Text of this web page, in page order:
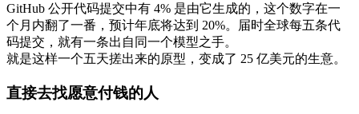
GitHub 公开代码提交中有 4% 是由它生成的，这个数字在一
个月内翻了一番，预计年底将达到 20%。届时全球每五条代
码提交，就有一条出自同一个模型之手。
就是这样一个五天搓出来的原型，变成了 25 亿美元的生意。
直接去找愿意付钱的人